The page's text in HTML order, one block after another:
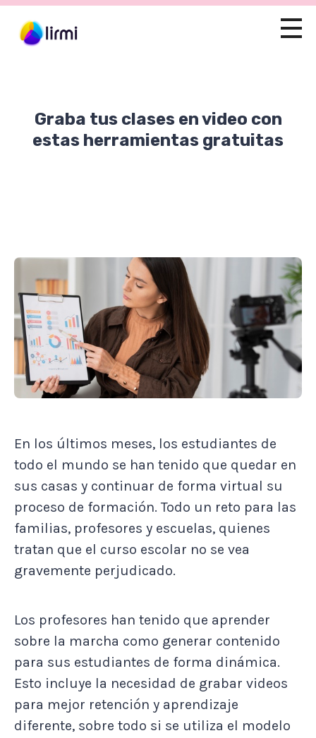
Graba tus clases en video con
estas herramientas gratuitas
En los últimos meses, los estudiantes de
todo el mundo se han tenido que quedar en
sus casas y continuar de forma virtual su
proceso de formación. Todo un reto para las
familias, profesores y escuelas, quienes
tratan que el curso escolar no se vea
gravemente perjudicado.
Los profesores han tenido que aprender
sobre la marcha como generar contenido
para sus estudiantes de forma dinámica.
Esto incluye la necesidad de grabar videos
para mejor retención y aprendizaje
diferente, sobre todo si se utiliza el modelo